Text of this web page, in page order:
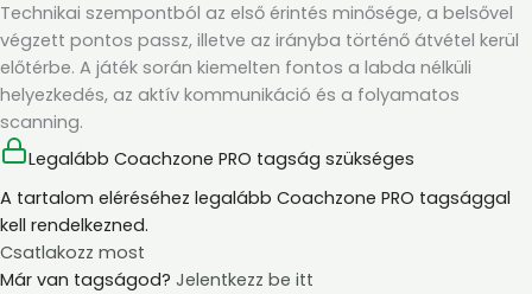
Technikai szempontból az első érintés minősége, a belsővel
végzett pontos passz, illetve az irányba történő átvétel kerül
előtérbe. A játék során kiemelten fontos a labda nélküli
helyezkedés, az aktív kommunikáció és a folyamatos
scanning.
Legalább Coachzone PRO tagság szükséges
A tartalom eléréséhez legalább Coachzone PRO tagsággal
kell rendelkezned.
Csatlakozz most
Már van tagságod? Jelentkezz be itt